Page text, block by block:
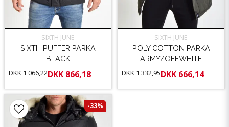
SIXTH JUNE
SIXTH PUFFER PARKA
BLACK
DKK 1 066,22DKK 866,18
SIXTH JUNE
POLY COTTON PARKA
ARMY/OFFWHITE
DKK 1 332,95DKK 666,14
-33%